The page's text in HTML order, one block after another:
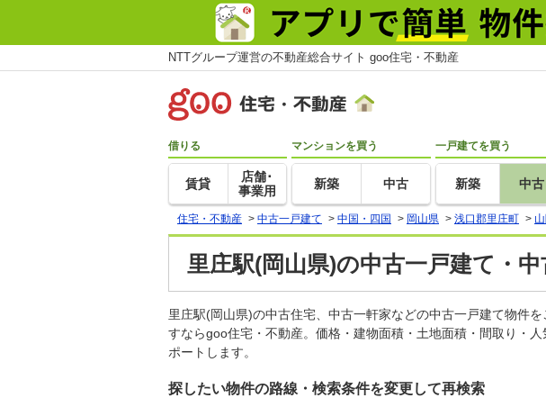
NTTグループ運営の不動産総合サイト goo住宅・不動産
借りる
賃貸
店舗･
事業用
マンションを買う
新築 中古
一戸建てを買う
新築 中古
住宅・不動産 > 中古一戸建て > 中国・四国 > 岡山県 > 浅口郡里庄町 >
里庄駅(岡山県)の中古一戸建て・
里庄駅(岡山県)の中古住宅、中古一軒家などの中古一戸建て物件
すならgoo住宅・不動産。価格・建物面積・土地面積・間取り・
ポートします。
探したい物件の路線・検索条件を変更して再検索